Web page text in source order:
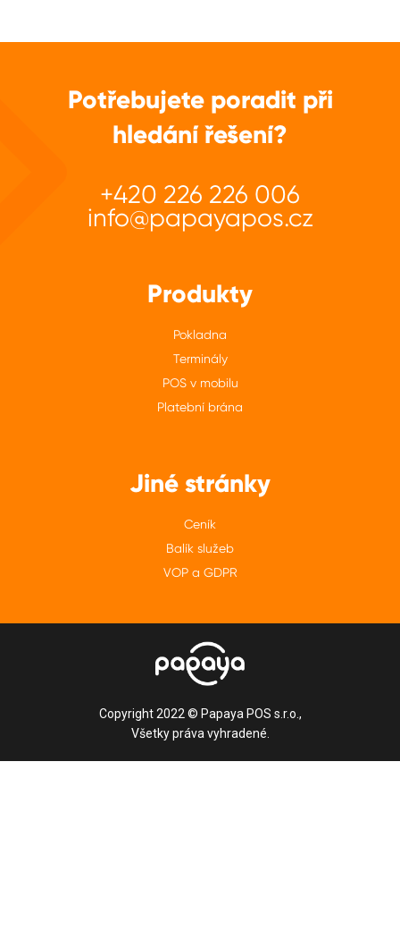
Potřebujete poradit při
hledání řešení?
+420 226 226 006
info@papayapos.cz
Produkty
Pokladna
Terminály
POS v mobilu
Platební brána
Jiné stránky
Ceník
Balík služeb
VOP a GDPR
Copyright 2022 © Papaya POS s.r.o.,
Všetky práva vyhradené.